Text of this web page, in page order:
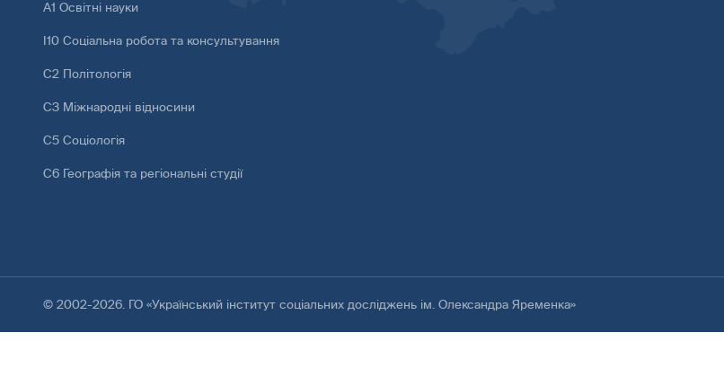
А1 Освітні науки
І10 Соціальна робота та консультування
С2 Політологія
С3 Міжнародні відносини
С5 Соціологія
С6 Географія та регіональні студії
© 2002-2026. ГО «Український інститут соціальних досліджень ім. Олександра Яременка»